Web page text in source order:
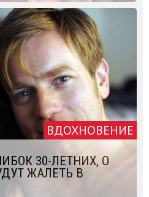
ВДОХНОВЕНИЕ
30-ЛЕТНИХ, О
ЖАЛЕТЬ В